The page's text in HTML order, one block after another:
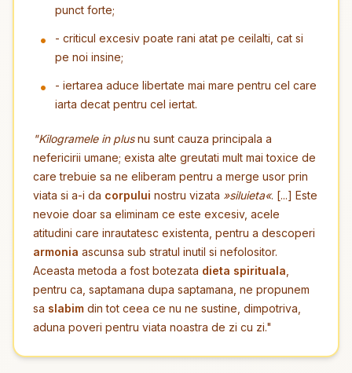
punct forte;
- criticul excesiv poate rani atat pe ceilalti, cat si
pe noi insine;
- iertarea aduce libertate mai mare pentru cel care
iarta decat pentru cel iertat.
"Kilogramele in plusnu sunt cauza principala a
nefericirii umane; exista alte greutati mult mai toxice de
care trebuie sa ne eliberam pentru a merge usor prin
viata si a-i da corpului nostru vizata »siluieta«. [...] Este
nevoie doar sa eliminam ce este excesiv, acele
atitudini care inrautatesc existenta, pentru a descoperi
armonia ascunsa sub stratul inutil si nefolositor.
Aceasta metoda a fost botezata dieta spirituala
pentru ca, saptamana dupa saptamana, ne propunem
sa slabim din tot ceea ce nu ne sustine, dimpotriva,
aduna poveri pentru viata noastra de zi cu zi."